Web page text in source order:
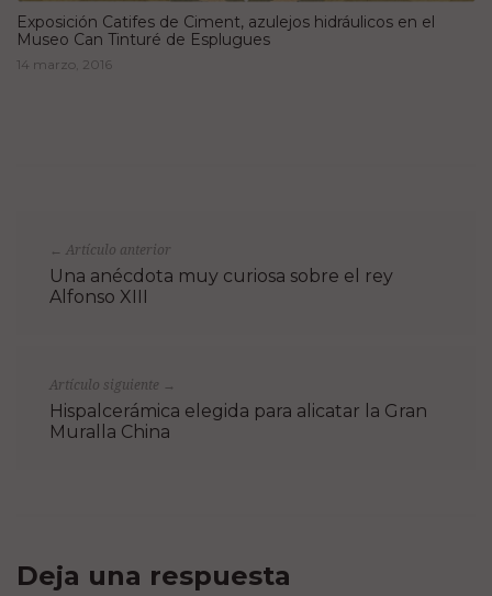
Exposición Catifes de Ciment, azulejos hidráulicos en el
Museo Can Tinturé de Esplugues
14 marzo, 2016
← Artículo anterior
Una anécdota muy curiosa sobre el rey
Alfonso XIII
Artículo siguiente →
Hispalcerámica elegida para alicatar la Gran
Muralla China
Deja una respuesta